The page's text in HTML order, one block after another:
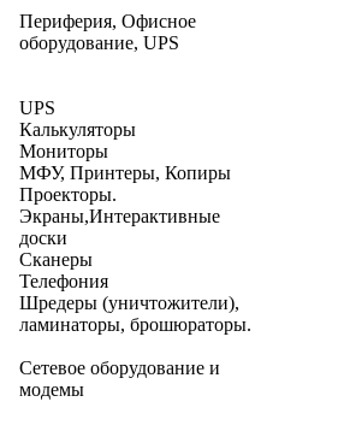
Периферия, Офисное
оборудование, UPS
UPS
Калькуляторы
Мониторы
МФУ, Принтеры, Копиры
Проекторы.
Экраны,Интерактивные
доски
Сканеры
Телефония
Шредеры (уничтожители),
ламинаторы, брошюраторы.
Сетевое оборудование и
модемы